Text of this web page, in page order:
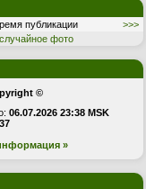
публикации
>>>
случайное фото
©
06.07.2026 23:38 MSK
37
»